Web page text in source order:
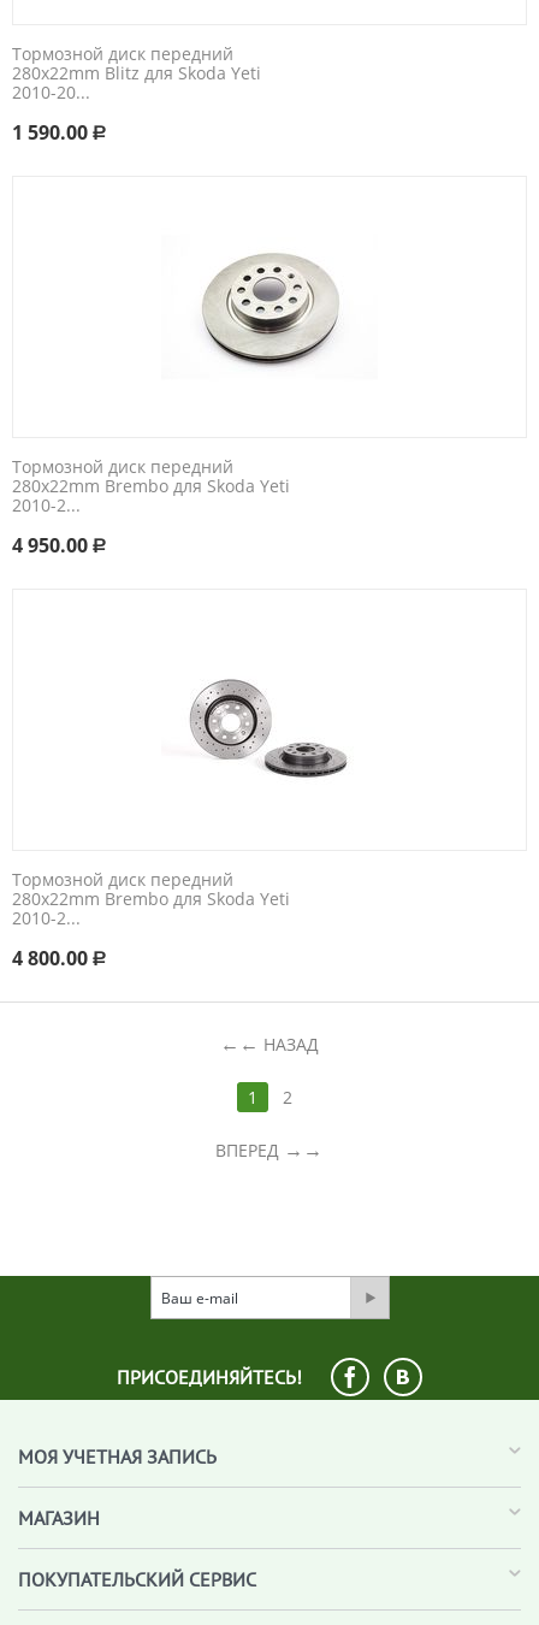
Тормозной диск передний
280x22mm Blitz для Skoda Yeti
2010-20...
1 590.00 Р
Тормозной диск передний
280x22mm Brembo для Skoda Yeti
2010-2...
4 950.00 Р
Тормозной диск передний
280x22mm Brembo для Skoda Yeti
2010-2...
4 800.00 Р
← НАЗАД
1 2
ВПЕРЕД →
ПРИСОЕДИНЯЙТЕСЬ!
МОЯ УЧЕТНАЯ ЗАПИСЬ
МАГАЗИН
ПОКУПАТЕЛЬСКИЙ СЕРВИС